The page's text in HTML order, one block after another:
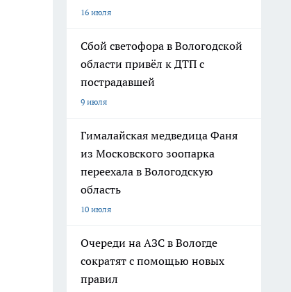
16 июля
Сбой светофора в Вологодской
области привёл к ДТП с
пострадавшей
9 июля
Гималайская медведица Фаня
из Московского зоопарка
переехала в Вологодскую
область
10 июля
Очереди на АЗС в Вологде
сократят с помощью новых
правил